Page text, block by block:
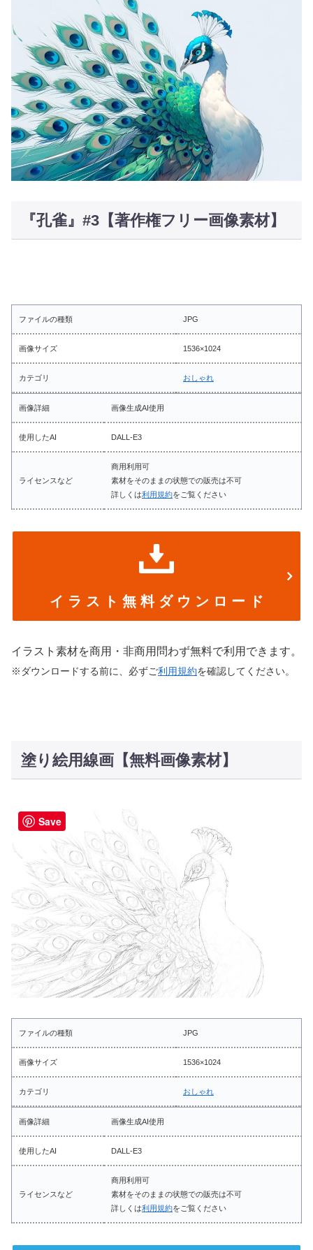
『孔雀』#3【著作権フリー画像素材】
ファイルの種類 JPG
画像サイズ 1536×1024
カテゴリ おしゃれ
画像詳細 画像生成AI使用
使用したAI DALL-E3
ライセンスなど
商用利用可
素材をそのままの状態での販売は不可
詳しくは利用規約をご覧ください
イ ラ ス ト 無 料 ダ ウ ン ロ ー ド
イラスト素材を商用・非商用問わず無料で利用できます。
※ダウンロードする前に、必ずご利用規約を確認してください。
塗り絵用線画【無料画像素材】
ファイルの種類 JPG
画像サイズ 1536×1024
カテゴリ おしゃれ
画像詳細 画像生成AI使用
使用したAI DALL-E3
ライセンスなど
商用利用可
素材をそのままの状態での販売は不可
詳しくは利用規約をご覧ください
Save